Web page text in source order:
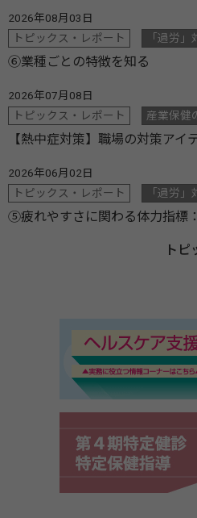
2026年08月03日
トピックス・レポート
「過労
⑥業種ごとの特徴を知る
2026年07月08日
トピックス・レポート
産業保健
【熱中症対策】職場の対策アイ
2026年06月02日
トピックス・レポート
「過労
⑤疲れやすさに関わる体力指標
トピ